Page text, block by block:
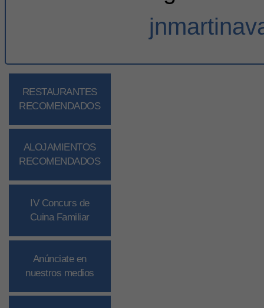
RESTAURANTES
RECOMENDADOS
ALOJAMIENTOS
RECOMENDADOS
IV Concurs de
Cuina Familiar
Anúnciate en
nuestros medios